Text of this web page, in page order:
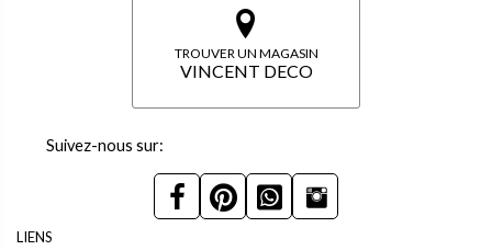
TROUVER UN MAGASIN
VINCENT DECO
Suivez-nous sur:
LIENS